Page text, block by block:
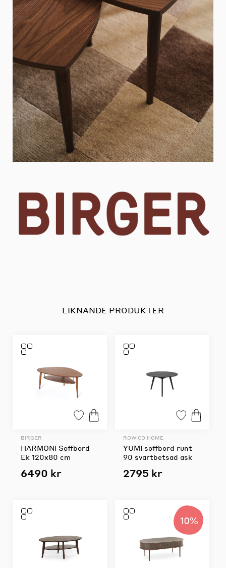
LIKNANDE PRODUKTER
BIRGER
HARMONI Soffbord
Ek 120x80 cm
6490 kr
ROWICO HOME
YUMI soffbord runt
90 svartbetsad ask
2795 kr
10%